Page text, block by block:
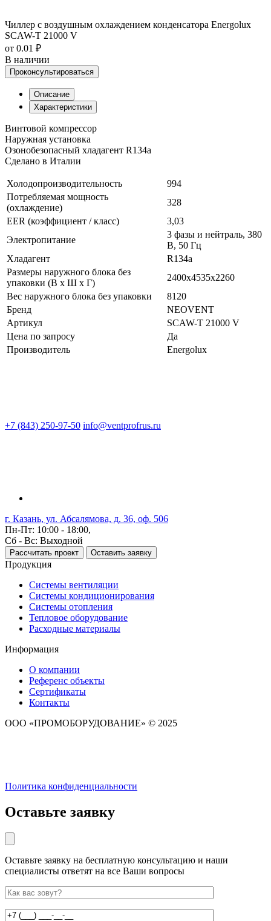
Чиллер с воздушным охлаждением конденсатора Energolux
SCAW-T 21000 V
от 0.01 ₽
В наличии
Проконсультироваться
Описание
Характеристики
Винтовой компрессор
Наружная установка
Озонобезопасный хладагент R134a
Сделано в Италии
Холодопроизводительность
994
Потребляемая мощность
(охлаждение)
328
EER (коэффициент / класс)
3,03
Электропитание
3 фазы и нейтраль, 380
В, 50 Гц
Хладагент
R134a
Размеры наружного блока без
упаковки (В х Ш х Г)
2400x4535x2260
Вес наружного блока без упаковки
8120
Бренд
NEOVENT
Артикул
SCAW-T 21000 V
Цена по запросу
Да
Производитель
Energolux
+7 (843) 250-97-50 info@ventprofrus.ru
г. Казань, ул. Абсалямова, д. 36, оф. 506
Пн-Пт: 10:00 - 18:00,
Сб - Вс: Выходной
Рассчитать проект Оставить заявку
Продукция
Системы вентиляции
Системы кондиционирования
Системы отопления
Тепловое оборудование
Расходные материалы
Информация
О компании
Референс объекты
Сертификаты
Контакты
ООО «ПРОМОБОРУДОВАНИЕ» © 2025
Политика конфиденциальности
Оставьте заявку
Оставьте заявку на бесплатную консультацию и наши
специалисты ответят на все Ваши вопросы